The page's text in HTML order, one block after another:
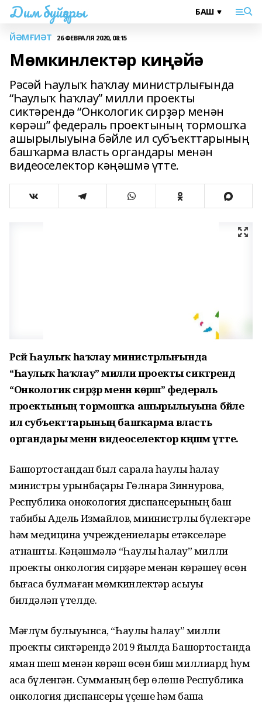
Дим буйҙары
ЙӘМҒИӘТ 26 ФЕВРАЛЯ 2020, 08:15
Мөмкинлектәр киңәйә
Рәсәй Һаулыҡ һаҡлау министрлығында
“Һаулыҡ һаҡлау” милли проекты
сиктәрендә “Онкологик сирҙәр менән
көрәш” федераль проектының тормошҡа
ашырылыуына бәйле ил субъекттарының
башҡарма власть органдары менән
видеоселектор кәңәшмә үтте.
Рәсәй Һаулыҡ һаҡлау министрлығында
“Һаулыҡ һаҡлау” милли проекты сиктәрендә
“Онкологик сирҙәр менән көрәш” федераль
проектының тормошҡа ашырылыуына бәйле
ил субъекттарының башҡарма власть
органдары менән видеоселектор кәңәшмә үтте.
Башҡортостандан был сарала һаулыҡ һаҡлау
министры урынбаҫары Гөлнара Зиннурова,
Республика онокология диспансерының баш
табибы Адель Измайлов, миинистрлыҡ бүлектәре
һәм медицина учреждениелары етәкселәре
ҡатнашты. Кәңәшмәлә “Һаулыҡ һаҡлау” милли
проекты онкология сирҙәре менән көрәшеү өсөн
бығаса булмаған мөмкинлектәр асыуы
билдәләп үтелде.
Мәғлүм булыуынса, “Һаулыҡ һаҡлау” милли
проекты сиктәрендә 2019 йылда Башҡортостанда
яман шеш менән көрәш өсөн биш миллиард һум
аҡса бүленгән. Сумманың бер өлөшө Республика
онкология диспансеры үҫеше һәм башҡа